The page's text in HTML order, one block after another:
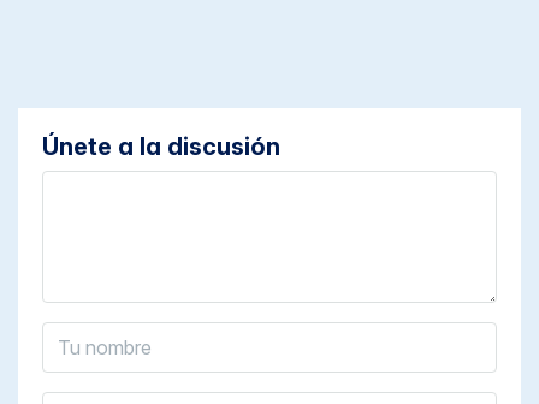
Únete a la discusión